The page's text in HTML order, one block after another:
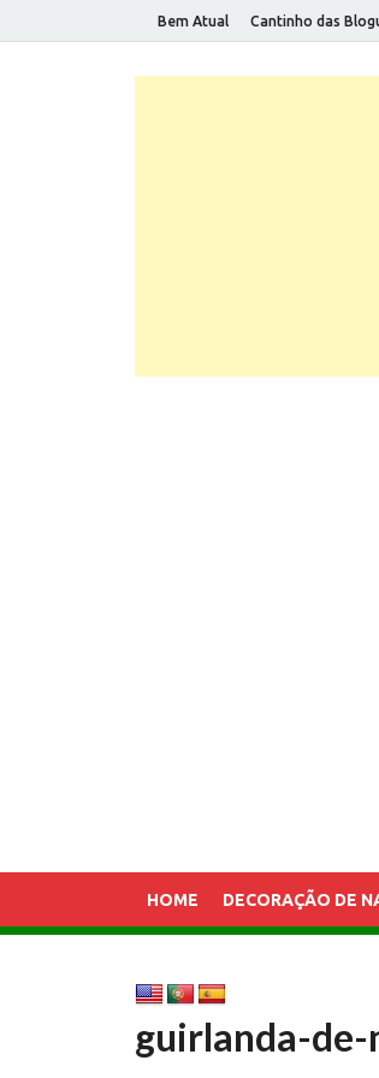
Bem Atual Cantinho das
HOME DECORAÇÃO DE
guirlanda-